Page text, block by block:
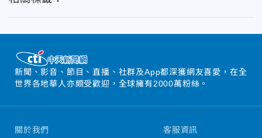
新聞、影音、節目、直播、社群及App都深獲網友喜愛，在全
世界各地華人亦頗受歡迎，全球擁有2000萬粉絲。
關於我們 客服資訊